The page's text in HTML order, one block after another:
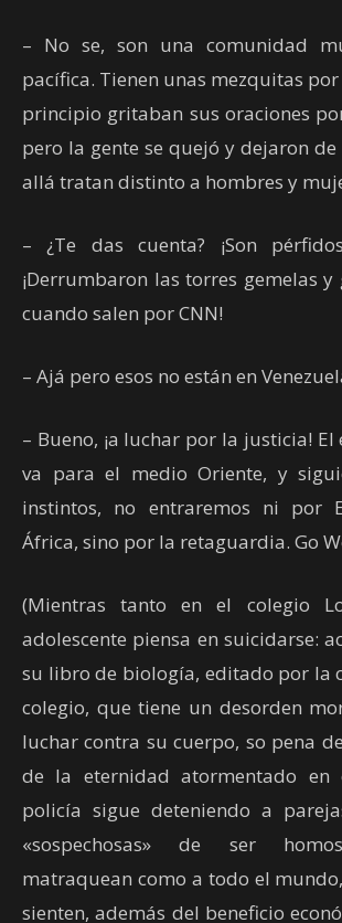
– No se, son una comunidad
pacífica. Tienen unas mezquitas por
principio gritaban sus oraciones
pero la gente se quejó y dejaron de
allá tratan distinto a hombres y
– ¿Te das cuenta? ¡Son
¡Derrumbaron las torres gemelas
cuando salen por CNN!
– Ajá pero esos no están en
– Bueno, ¡a luchar por la justicia! El
va para el medio Oriente, y
instintos, no entraremos ni por
África, sino por la retaguardia. Go
(Mientras tanto en el colegio
adolescente piensa en suicidarse:
su libro de biología, editado por la
colegio, que tiene un desorden
luchar contra su cuerpo, so pena
de la eternidad atormentado en
policía sigue deteniendo a
«sospechosas» de ser
matraquean como a todo el
sienten, además del beneficio